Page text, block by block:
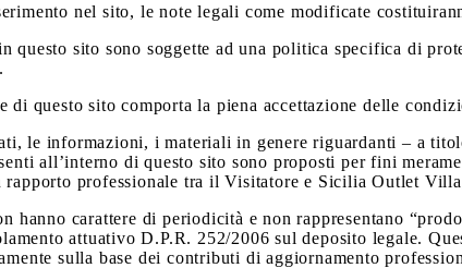
nel sito, le note legali come modificate
questo sito sono soggette ad una politica specifica di
di questo sito comporta la piena accettazione delle
le informazioni, i materiali in genere riguardanti – a
all’interno di questo sito sono proposti per fini
rapporto professionale tra il Visitatore e Sicilia Outlet
hanno carattere di periodicità e non rappresentano
attuativo D.P.R. 252/2006 sul deposito legale.
sulla base dei contributi di aggiornamento